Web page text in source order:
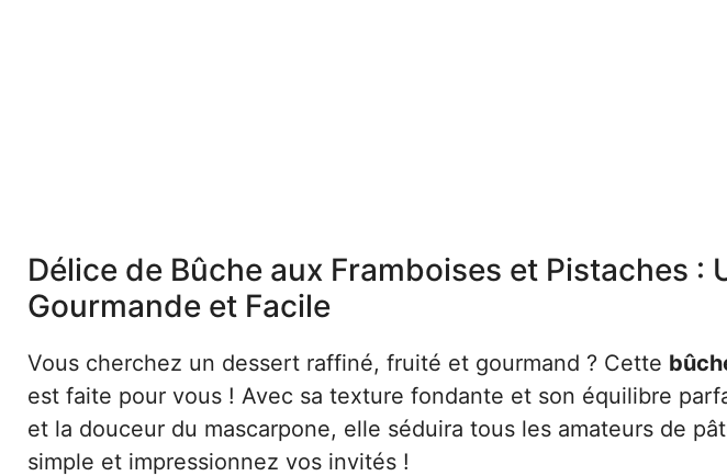
Délice de Bûche aux Framboises et Pistaches :
Gourmande et Facile
Vous cherchez un dessert raffiné, fruité et gourmand ? Cette
est faite pour vous ! Avec sa texture fondante et son équilibre
et la douceur du mascarpone, elle séduira tous les amateurs de
simple et impressionnez vos invités !